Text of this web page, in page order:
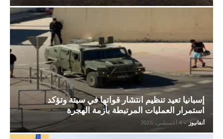
إسبانيا تعيد تنظيم انتشار قواتها في سبتة وتؤكد
استمرار العمليات المرتبطة بأزمة الهجرة
آنفانيوز - 4 أغسطس، 2026